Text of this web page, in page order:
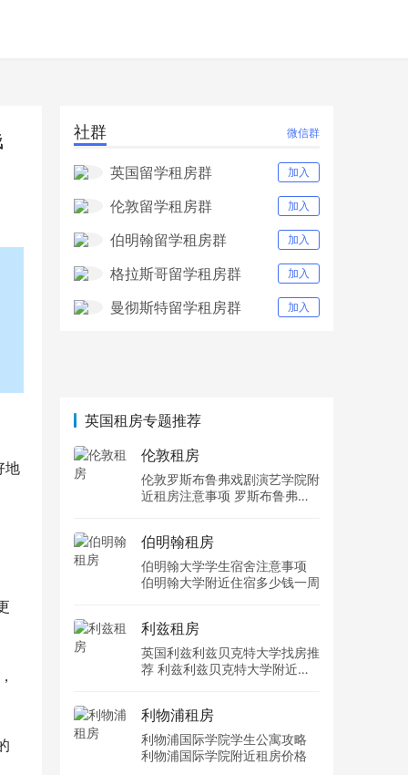
地
社群 微信群
英国留学租房群 加入
伦敦留学租房群 加入
伯明翰留学租房群 加入
格拉斯哥留学租房群 加入
曼彻斯特留学租房群 加入
英国租房专题推荐
伦敦租房
伦敦罗斯布鲁弗戏剧演艺学院附
近租房注意事项 罗斯布鲁弗戏
伯明翰租房
伯明翰大学学生宿舍注意事项
伯明翰大学附近住宿多少钱一周
利兹租房
英国利兹利兹贝克特大学找房推
荐 利兹利兹贝克特大学附近住
利物浦租房
利物浦国际学院学生公寓攻略
利物浦国际学院附近租房价格